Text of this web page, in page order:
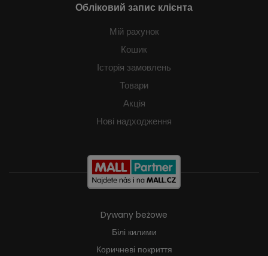
Обліковий запис клієнта
Мій рахунок
Кошик
Історія замовлень
Товари
Акція
Нові надходження
Dywany beżowe
Білі килими
Коричневі покриття